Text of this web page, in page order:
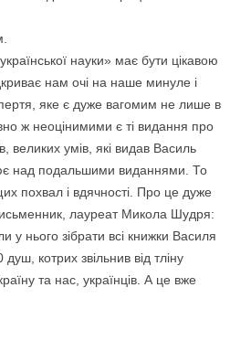
науки» має бути цікавою
нам очі на наше минуле і
яке є дуже вагомим не лише в
ж неоцінимими є ті видання про
великих умів, які видав Василь
над подальшими виданнями. То
похвал і вдячності. Про це дуже
лауреат Микола Шудря:
нього зібрати всі книжки Василя
котрих звільнив від тліну
та нас, українців. А це вже